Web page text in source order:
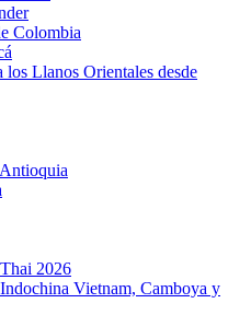
Colombia
los Llanos Orientales desde
2026
Vietnam, Camboya y